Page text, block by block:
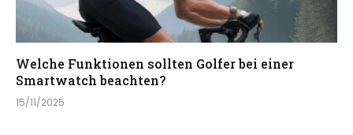
Welche Funktionen sollten Golfer bei einer
Smartwatch beachten?
15/11/2025